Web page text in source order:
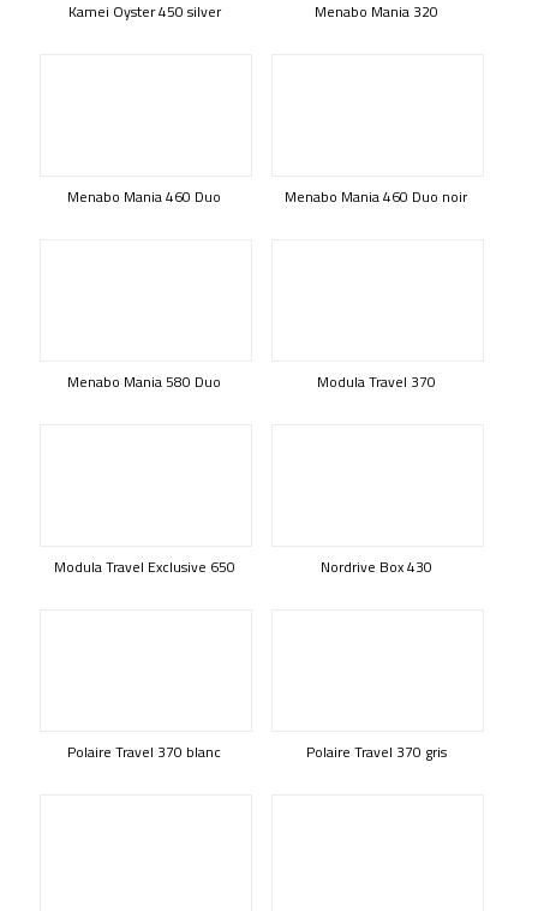
Kamei Oyster 450 silver Menabo Mania 320
Menabo Mania 460 Duo Menabo Mania 460 Duo noir
Menabo Mania 580 Duo Modula Travel 370
Modula Travel Exclusive 650 Nordrive Box 430
Polaire Travel 370 blanc Polaire Travel 370 gris